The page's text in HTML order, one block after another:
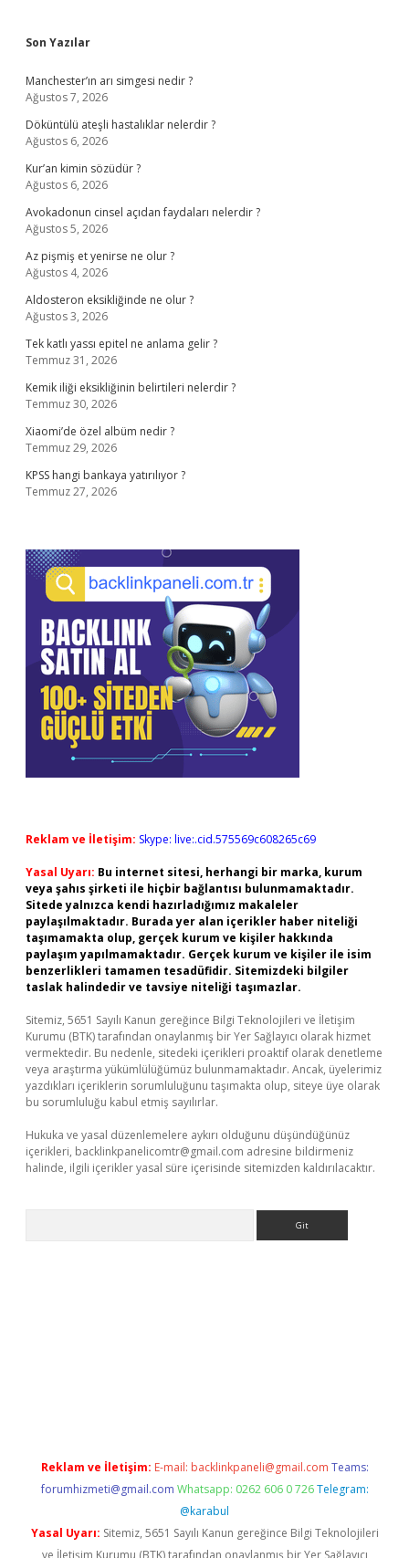
Sidebar
Son Yazılar
Manchester’ın arı simgesi nedir ?
Ağustos 7, 2026
Döküntülü ateşli hastalıklar nelerdir ?
Ağustos 6, 2026
Kur’an kimin sözüdür ?
Ağustos 6, 2026
Avokadonun cinsel açıdan faydaları nelerdir ?
Ağustos 5, 2026
Az pişmiş et yenirse ne olur ?
Ağustos 4, 2026
Aldosteron eksikliğinde ne olur ?
Ağustos 3, 2026
Tek katlı yassı epitel ne anlama gelir ?
Temmuz 31, 2026
Kemik iliği eksikliğinin belirtileri nelerdir ?
Temmuz 30, 2026
Xiaomi’de özel albüm nedir ?
Temmuz 29, 2026
KPSS hangi bankaya yatırılıyor ?
Temmuz 27, 2026
Reklam ve İletişim: Skype: live:.cid.575569c608265c69
Yasal Uyarı: Bu internet sitesi, herhangi bir marka, kurum
veya şahıs şirketi ile hiçbir bağlantısı bulunmamaktadır.
Sitede yalnızca kendi hazırladığımız makaleler
paylaşılmaktadır. Burada yer alan içerikler haber niteliği
taşımamakta olup, gerçek kurum ve kişiler hakkında
paylaşım yapılmamaktadır. Gerçek kurum ve kişiler ile isim
benzerlikleri tamamen tesadüfidir. Sitemizdeki bilgiler
taslak halindedir ve tavsiye niteliği taşımazlar.
Sitemiz, 5651 Sayılı Kanun gereğince Bilgi Teknolojileri ve İletişim
Kurumu (BTK) tarafından onaylanmış bir Yer Sağlayıcı olarak hizmet
vermektedir. Bu nedenle, sitedeki içerikleri proaktif olarak denetleme
veya araştırma yükümlülüğümüz bulunmamaktadır. Ancak, üyelerimiz
yazdıkları içeriklerin sorumluluğunu taşımakta olup, siteye üye olarak
bu sorumluluğu kabul etmiş sayılırlar.
Hukuka ve yasal düzenlemelere aykırı olduğunu düşündüğünüz
içerikleri, backlinkpanelicomtr@gmail.com adresine bildirmeniz
halinde, ilgili içerikler yasal süre içerisinde sitemizden kaldırılacaktır.
Reklam ve İletişim: E-mail: backlinkpaneli@gmail.com Teams:
forumhizmeti@gmail.com Whatsapp: 0262 606 0 726 Telegram:
@karabul
Yasal Uyarı: Sitemiz, 5651 Sayılı Kanun gereğince Bilgi Teknolojileri
ve İletişim Kurumu (BTK) tarafından onaylanmış bir Yer Sağlayıcı